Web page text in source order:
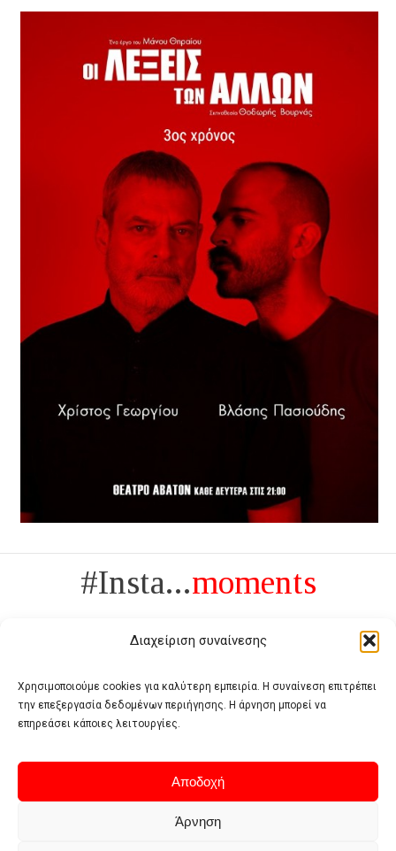
Διαχείριση συναίνεσης
Χρησιμοποιούμε cookies για καλύτερη εμπειρία. Η συναίνεση επιτρέπει
την επεξεργασία δεδομένων περιήγησης. Η άρνηση μπορεί να
επηρεάσει κάποιες λειτουργίες.
Αποδοχή
Άρνηση
#Insta...moments
Πολυτέλεια δεν είναι το αντίθετο της ανέχειας, είναι το αντίθετο της